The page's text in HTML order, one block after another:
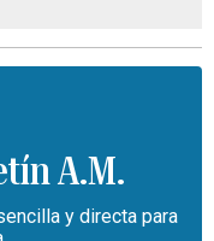
A.M.
y directa para